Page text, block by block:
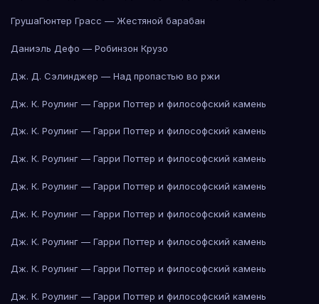
ГрушаГюнтер Грасс — Жестяной барабан
Даниэль Дефо — Робинзон Крузо
Дж. Д. Сэлинджер — Над пропастью во ржи
Дж. К. Роулинг — Гарри Поттер и философский камень
Дж. К. Роулинг — Гарри Поттер и философский камень
Дж. К. Роулинг — Гарри Поттер и философский камень
Дж. К. Роулинг — Гарри Поттер и философский камень
Дж. К. Роулинг — Гарри Поттер и философский камень
Дж. К. Роулинг — Гарри Поттер и философский камень
Дж. К. Роулинг — Гарри Поттер и философский камень
Дж. К. Роулинг — Гарри Поттер и философский камень